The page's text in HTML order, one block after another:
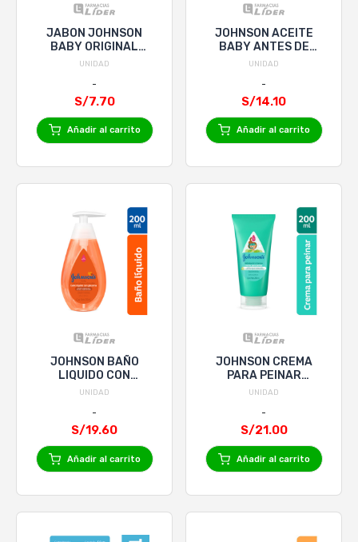
JABON JOHNSON
BABY ORIGINAL
CREMOSO x 110 g
UNIDAD
S/7.70
Añadir al carrito
JOHNSON ACEITE
BABY ANTES DE
DORMIR x 100mL
UNIDAD
S/14.10
Añadir al carrito
JOHNSON BAÑO
LIQUIDO CON
GLICERINA x 200mL
UNIDAD
S/19.60
Añadir al carrito
JOHNSON CREMA
PARA PEINAR
HIDRATACION
UNIDAD
S/21.00
Añadir al carrito